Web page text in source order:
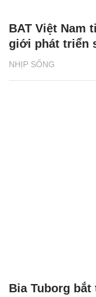
NHỊP SỐNG
BAT Việt Nam
giới phát triển
Bia Tuborg bắt